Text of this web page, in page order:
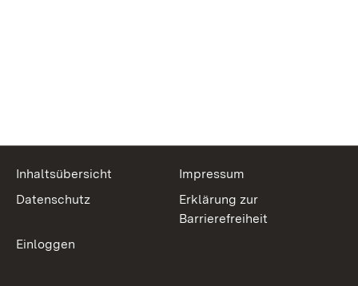
Inhaltsübersicht
Impressum
Datenschutz
Erklärung zur
Barrierefreiheit
Einloggen